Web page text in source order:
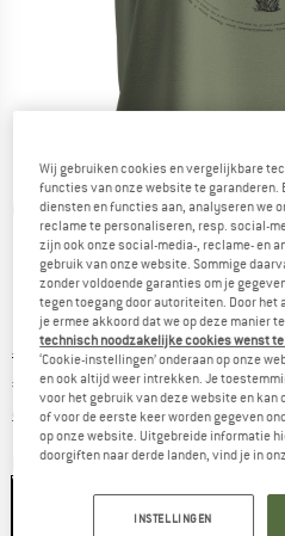
Gedetailleerde foto's
Oorspronkelijke prijs :
€ 85,95
Prijs:
€ 60,17 incl. BTW
excl. VerzendkostenInformatie over
Kleur:Lichen
Wij gebruiken cookies en vergelijkbare
functies van onze website te garanderen.
diensten en functies aan, analyseren we
reclame te personaliseren, resp. social-
zijn ook onze social-media-, reclame- en
gebruik van onze website. Sommige
zonder voldoende garanties om je
tegen toegang door autoriteiten. Door het
je ermee akkoord dat we op deze manier
technisch noodzakelijke cookies wenst
‘Cookie-instellingen’ onderaan op onze
en ook altijd weer intrekken. Je
voor het gebruik van deze website en
of voor de eerste keer worden gegeven
op onze website. Uitgebreide informatie
doorgiften naar derde landen, vind je in
INSTELLINGEN